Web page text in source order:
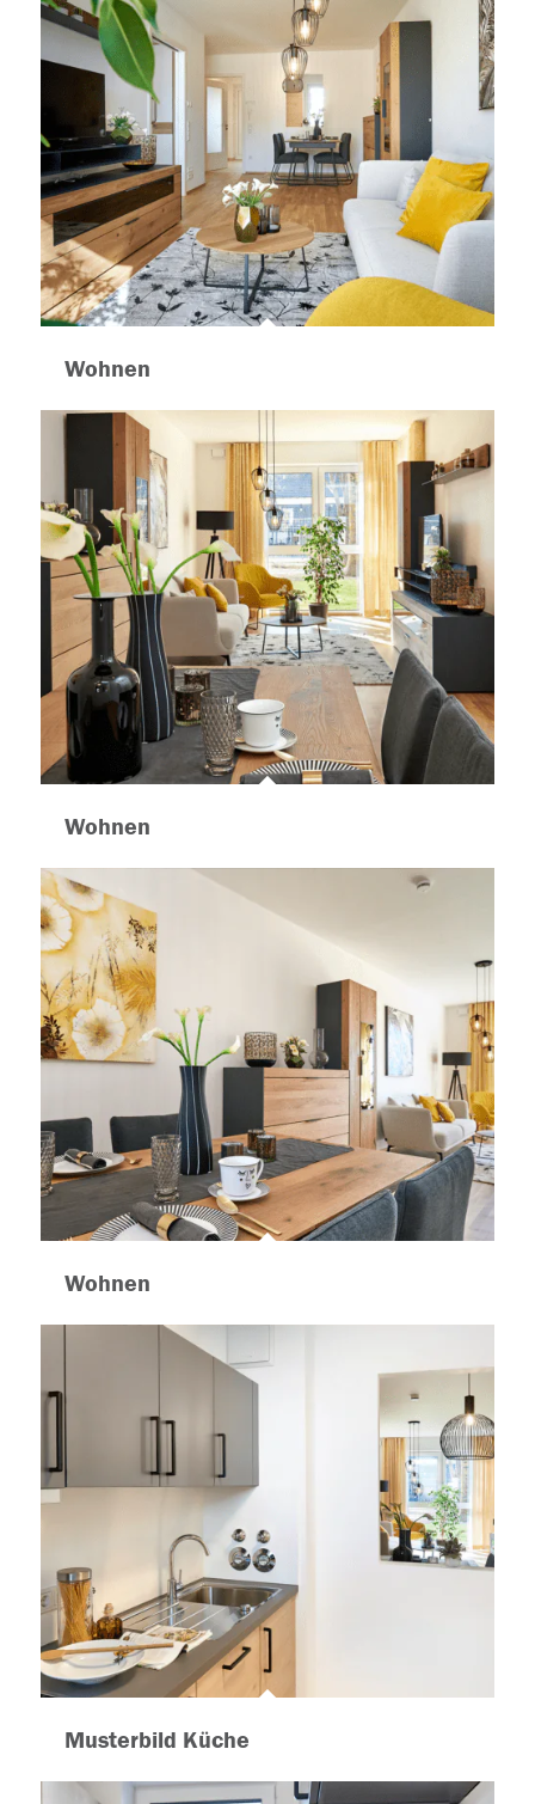
Wohnen
Wohnen
Wohnen
Musterbild Küche